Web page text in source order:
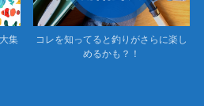
集
コレを知ってると釣りがさらに楽し
めるかも？！